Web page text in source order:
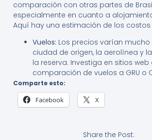
comparación con otras partes de
especialmente en cuanto a
Aquí hay una estimación de los
Vuelos: Los precios varían mucho
ciudad de origen, la aerolínea y
la reserva. Investiga en sitios web
comparación de vuelos a GRU o
Comparte esto:
Facebook X
Share the Post: